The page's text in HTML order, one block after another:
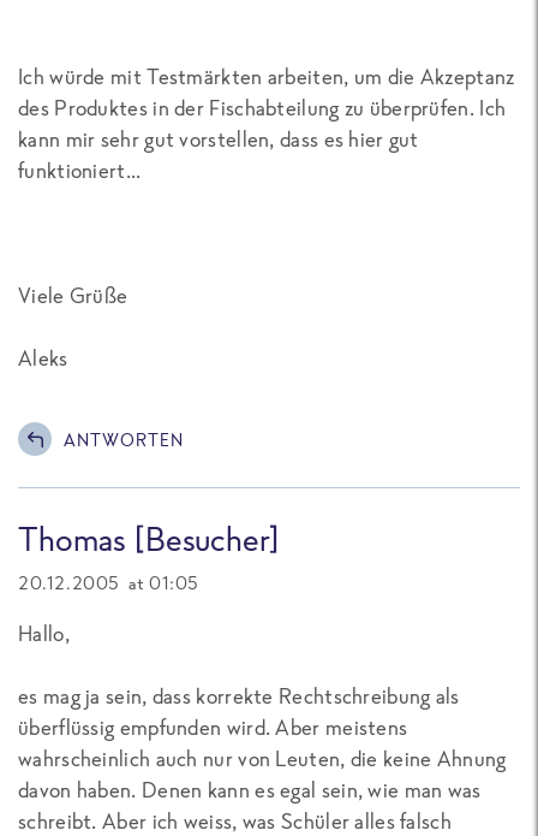
Ich würde mit Testmärkten arbeiten, um die Akzeptanz
des Produktes in der Fischabteilung zu überprüfen. Ich
kann mir sehr gut vorstellen, dass es hier gut
funktioniert...
Viele Grüße
Aleks
ANTWORTEN
Thomas [Besucher]
20.12.2005 at 01:05
Hallo,
es mag ja sein, dass korrekte Rechtschreibung als
überflüssig empfunden wird. Aber meistens
wahrscheinlich auch nur von Leuten, die keine Ahnung
davon haben. Denen kann es egal sein, wie man was
schreibt. Aber ich weiss, was Schüler alles falsch